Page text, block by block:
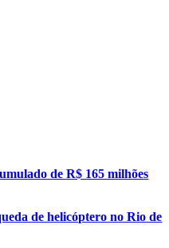
de R$ 165 milhões
de helicóptero no Rio de